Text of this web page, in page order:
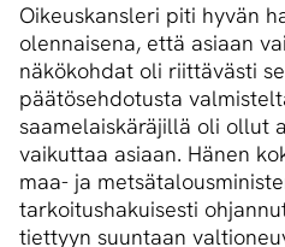
Oikeuskansleri piti hyvän
olennaisena, että asiaan
näkökohdat oli riittävästi
päätösehdotusta
saamelaiskäräjillä oli ollut
vaikuttaa asiaan. Hänen
maa- ja
tarkoitushakuisesti
tiettyyn suuntaan